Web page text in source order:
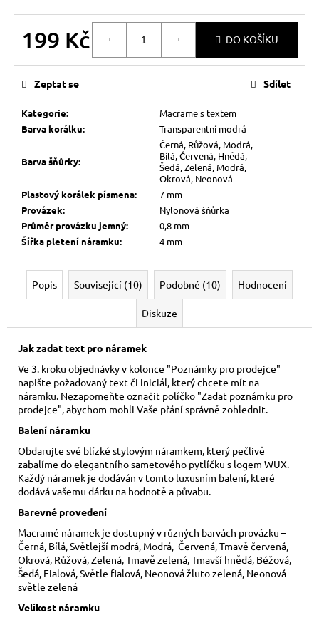
199 Kč DO KOŠÍKU
Kategorie:
Macrame s textem
Barva korálku: Transparentní modrá
Barva šňůrky:
Černá, Růžová, Modrá,
Bílá, Červená, Hnědá,
Šedá, Zelená, Modrá,
Okrová, Neonová
Plastový korálek písmena:
7 mm
Provázek:
Nylonová šňůrka
Průměr provázku jemný:
0,8 mm
Šířka pletení náramku: 4 mm
Zeptat se Sdílet
Popis Související (10) Podobné (10) Hodnocení
Diskuze
Jak zadat text pro náramek
Ve 3. kroku objednávky v kolonce "Poznámky pro prodejce"
napište požadovaný text či iniciál, který chcete mít na
náramku. Nezapomeňte označit políčko "Zadat poznámku pro
prodejce", abychom mohli Vaše přání správně zohlednit.
Balení náramku
Obdarujte své blízké stylovým náramkem, který pečlivě
zabalíme do elegantního sametového pytlíčku s logem WUX.
Každý náramek je dodáván v tomto luxusním balení, které
dodává vašemu dárku na hodnotě a půvabu.
Barevné provedení
Macramé náramek je dostupný v různých barvách provázku –
Černá, Bílá, Světlejší modrá, Modrá, Červená, Tmavě červená,
Okrová, Růžová, Zelená, Tmavě zelená, Tmavší hnědá, Béžová,
Šedá, Fialová, Světle fialová, Neonová žluto zelená, Neonová
světle zelená
Velikost náramku